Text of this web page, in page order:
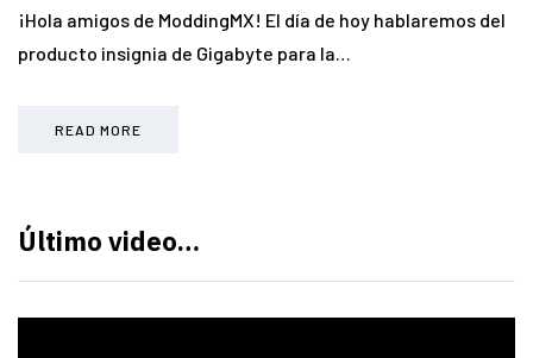
¡Hola amigos de ModdingMX! El día de hoy hablaremos del
producto insignia de Gigabyte para la…
READ MORE
Último video…